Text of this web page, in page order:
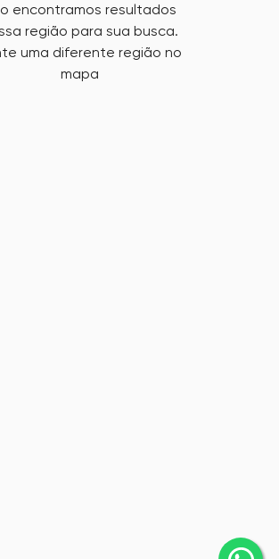
encontramos resultados
região para sua busca.
uma diferente região no
mapa